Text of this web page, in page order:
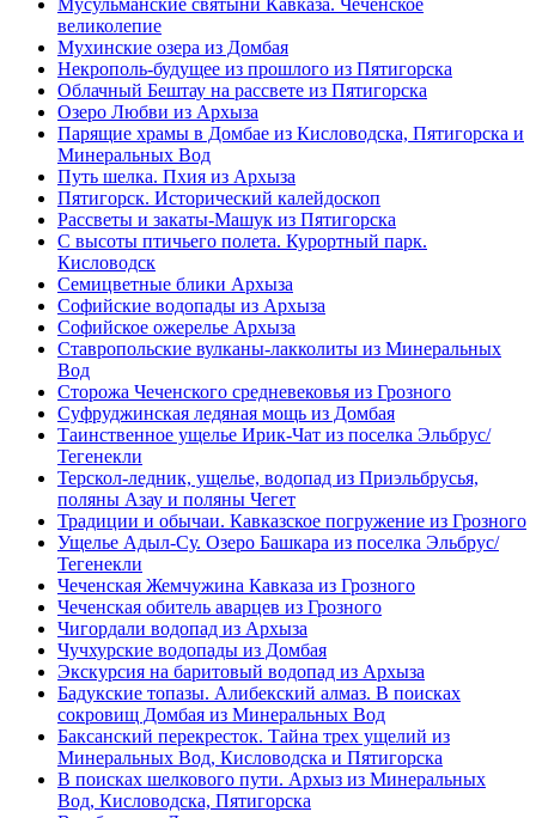
великолепие
Мухинские озера из Домбая
Некрополь-будущее из прошлого из Пятигорска
Облачный Бештау на рассвете из Пятигорска
Озеро Любви из Архыза
Парящие храмы в Домбае из Кисловодска, Пятигорска и
Минеральных Вод
Путь шелка. Пхия из Архыза
Пятигорск. Исторический калейдоскоп
Рассветы и закаты-Машук из Пятигорска
С высоты птичьего полета. Курортный парк.
Кисловодск
Семицветные блики Архыза
Софийские водопады из Архыза
Софийское ожерелье Архыза
Ставропольские вулканы-лакколиты из Минеральных
Вод
Сторожа Чеченского средневековья из Грозного
Суфруджинская ледяная мощь из Домбая
Таинственное ущелье Ирик-Чат из поселка Эльбрус/
Тегенекли
Терскол-ледник, ущелье, водопад из Приэльбрусья,
поляны Азау и поляны Чегет
Традиции и обычаи. Кавказское погружение из Грозного
Ущелье Адыл-Су. Озеро Башкара из поселка Эльбрус/
Тегенекли
Чеченская Жемчужина Кавказа из Грозного
Чеченская обитель аварцев из Грозного
Чигордали водопад из Архыза
Чучхурские водопады из Домбая
Экскурсия на баритовый водопад из Архыза
Бадукские топазы. Алибекский алмаз. В поисках
сокровищ Домбая из Минеральных Вод
Баксанский перекресток. Тайна трех ущелий из
Минеральных Вод, Кисловодска и Пятигорска
В поисках шелкового пути. Архыз из Минеральных
Вод, Кисловодска, Пятигорска